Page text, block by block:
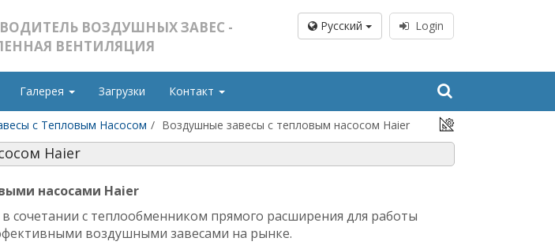
ВОЗДУШНЫХ ЗАВЕС -
ВЕНТИЛЯЦИЯ
Pусский Login
Галерея Загрузки Контакт
с Тепловым Насосом Воздушные завесы с тепловым насосом Haier
Haier
насосами Haier
сочетании с теплообменником прямого расширения для работы
воздушными завесами на рынке.